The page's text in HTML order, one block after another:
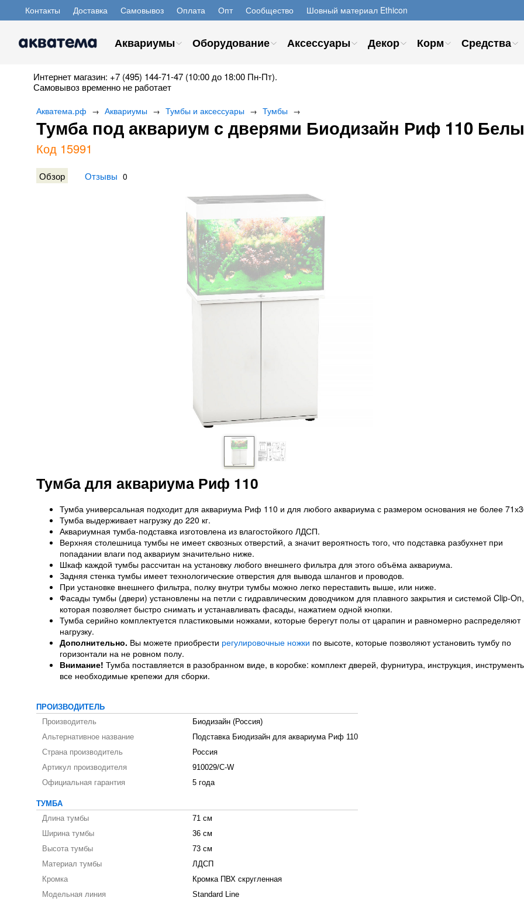
Контакты Доставка Самовывоз Оплата Опт Сообщество Шовный материал Ethicon
Аквариумы Оборудование Аксессуары Декор Корм Средства
Интернет магазин: +7 (495) 144-71-47 (10:00 до 18:00 Пн-Пт).
Самовывоз временно не работает
Акватема.рф → Аквариумы → Тумбы и аксессуары → Тумбы →
Тумба под аквариум с дверями Биодизайн Риф 110
Код 15991
Обзор Отзывы 0
Тумба для аквариума Риф 110
Тумба универсальная подходит для аквариума Риф 110 и для любого аквариума с размером основания не более
Тумба выдерживает нагрузку до 220 кг.
Аквариумная тумба-подставка изготовлена из влагостойкого ЛДСП.
Верхняя столешница тумбы не имеет сквозных отверстий, а значит вероятность того, что подставка разбухнет при
попадании влаги под аквариум значительно ниже.
Шкаф каждой тумбы рассчитан на установку любого внешнего фильтра для этого объёма аквариума.
Задняя стенка тумбы имеет технологические отверстия для вывода шлангов и проводов.
При установке внешнего фильтра, полку внутри тумбы можно легко переставить выше, или ниже.
Фасады тумбы (двери) установлены на петли с гидравлическим доводчиком для плавного закрытия и системой Clip-On,
которая позволяет быстро снимать и устанавливать фасады, нажатием одной кнопки.
Тумба серийно комплектуется пластиковыми ножками, которые берегут полы от царапин и равномерно распределяют
нагрузку.
Дополнительно. Вы можете приобрести регулировочные ножки по высоте, которые позволяют установить тумбу по
горизонтали на не ровном полу.
Внимание! Тумба поставляется в разобранном виде, в коробке: комплект дверей, фурнитура, инструкция,
все необходимые крепежи для сборки.
ПРОИЗВОДИТЕЛЬ
Производитель
Биодизайн (Россия)
Альтернативное название
Подставка Биодизайн для аквариума Риф 110
Страна производитель
Россия
Артикул производителя
910029/C-W
Официальная гарантия
5 года
ТУМБА
Длина тумбы
71 см
Ширина тумбы
36 см
Высота тумбы
73 см
Материал тумбы
ЛДСП
Кромка
Кромка ПВХ скругленная
Модельная линия
Standard Line